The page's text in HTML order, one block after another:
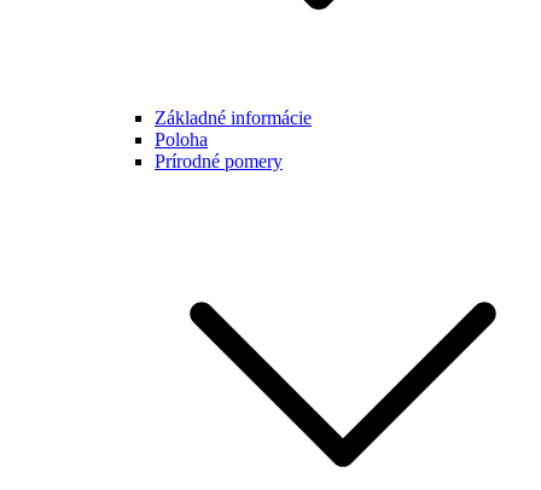
Základné informácie
Poloha
Prírodné pomery